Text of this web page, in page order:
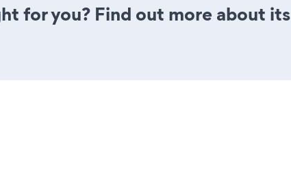
for you? Find out more about its